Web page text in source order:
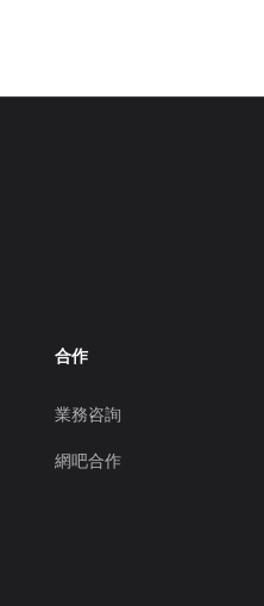
合作
業務咨詢
網吧合作